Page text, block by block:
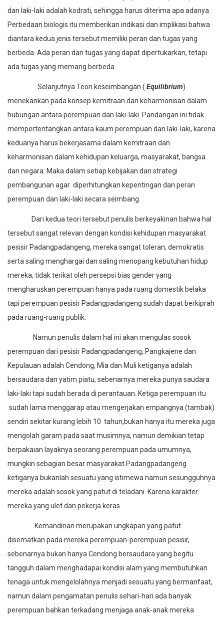
dan laki-laki adalah kodrati, sehingga harus diterima apa adanya.
Perbedaan biologis itu memberikan indikasi dan implikasi bahwa
diantara kedua jenis tersebut memiliki peran dan tugas yang
berbeda. Ada peran dan tugas yang dapat dipertukarkan, tetapi
ada tugas yang memang berbeda.
Selanjutnya Teori keseimbangan ( Equilibrium)
menekankan pada konsep kemitraan dan keharmonisan dalam
hubungan antara perempuan dan laki-laki. Pandangan ini tidak
mempertentangkan antara kaum perempuan dan laki-laki, karena
keduanya harus bekerjasama dalam kemitraan dan
keharmonisan dalam kehidupan keluarga, masyarakat, bangsa
dan negara. Maka dalam setiap kebijakan dan strategi
pembangunan agar diperhitungkan kepentingan dan peran
perempuan dan laki-laki secara seimbang.
Dari kedua teori tersebut penulis berkeyakinan bahwa hal
tersebut sangat relevan dengan kondisi kehidupan masyarakat
pesisir Padangpadangeng, mereka sangat toleran, demokratis
serta saling menghargai dan saling menopang kebutuhan hidup
mereka, tidak terikat oleh persepsi bias gender yang
mengharuskan perempuan hanya pada ruang domestik belaka
tapi perempuan pesisir Padangpadangeng sudah dapat berkiprah
pada ruang-ruang publik.
Namun penulis dalam hal ini akan mengulas sosok
perempuan dari pesisir Padangpadangeng, Pangkajene dan
Kepulauan adalah Cendong, Mia dan Muli ketiganya adalah
bersaudara dan yatim piatu, sebenarnya mereka punya saudara
laki-laki tapi sudah berada di perantauan. Ketiga perempuan itu
sudah lama menggarap atau mengerjakan empangnya (tambak)
sendiri sekitar kurang lebih 10 tahun,bukan hanya itu mereka juga
mengolah garam pada saat musimnya, namun demikian tetap
berpakaian layaknya seorang perempuan pada umumnya,
mungkin sebagian besar masyarakat Padangpadangeng
ketiganya bukanlah sesuatu yang istimewa namun sesungguhnya
mereka adalah sosok yang patut di teladani. Karena karakter
mereka yang ulet dan pekerja keras.
Kemandirian merupakan ungkapan yang patut
disematkan pada mereka perempuan-perempuan pesisir,
sebenarnya bukan hanya Cendong bersaudara yang begitu
tangguh dalam menghadapai kondisi alam yang membutuhkan
tenaga untuk mengelolahnya menjadi sesuatu yang bermanfaat,
namun dalam pengamatan penulis sehari-hari ada banyak
perempuan bahkan terkadang menjaga anak-anak mereka